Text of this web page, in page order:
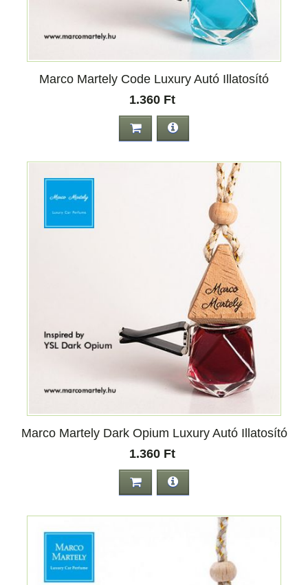
Marco Martely Code Luxury Autó Illatosító
1.360 Ft
Marco Martely Dark Opium Luxury Autó Illatosító
1.360 Ft